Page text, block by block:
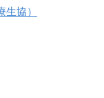
協）